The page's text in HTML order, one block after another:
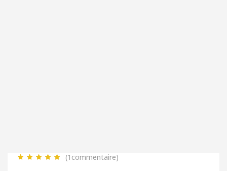
(1 commentaire)